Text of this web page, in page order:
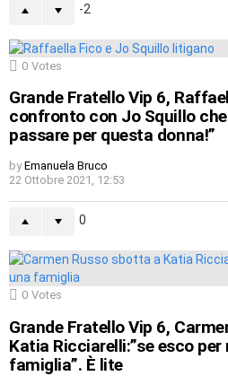
-2
0 Votes
Grande Fratello Vip 6,
confronto con Jo Squillo
passare per questa donna!”
by Emanuela Bruco
22 Ottobre 2021, 12:53
0
0 Votes
Grande Fratello Vip 6,
Katia Ricciarelli:”se esco per
famiglia”. È lite